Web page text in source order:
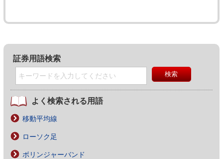
証券用語検索
よく検索される用語
移動平均線
ローソク足
ボリンジャーバンド